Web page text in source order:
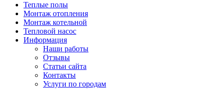
Теплые полы
Монтаж отопления
Монтаж котельной
Тепловой насос
Информация
Наши работы
Отзывы
Статьи сайта
Контакты
Услуги по городам